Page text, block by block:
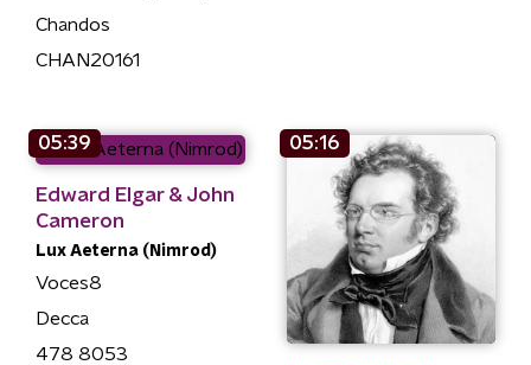
Chandos
CHAN20161
05:39
Edward Elgar & John
Cameron
Lux Aeterna (Nimrod)
Voces8
Decca
478 8053
05:16